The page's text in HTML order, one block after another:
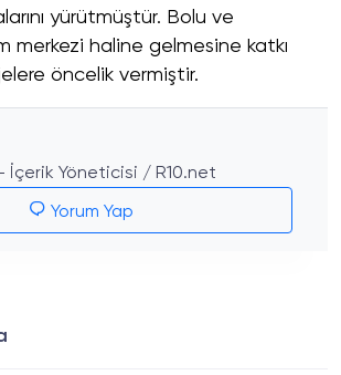
yürütmüştür. Bolu ve
merkezi haline gelmesine katkı
öncelik vermiştir.
- İçerik Yöneticisi / R10.net
Yorum Yap